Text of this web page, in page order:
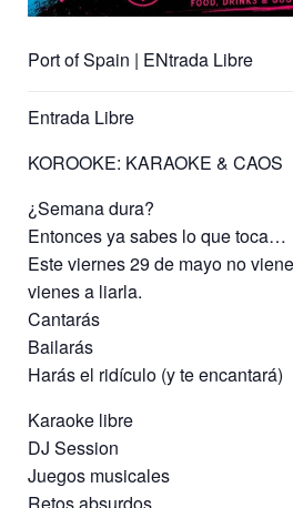
Port of Spain | ENtrada Libre
Entrada Libre
KOROOKE: KARAOKE & CAOS
¿Semana dura?
Entonces ya sabes lo que toca…
Este viernes 29 de mayo no
vienes a liarla.
Cantarás
Bailarás
Harás el ridículo (y te encantará)
Karaoke libre
DJ Session
Juegos musicales